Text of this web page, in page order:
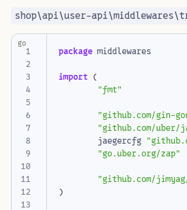
shop\api\user-
1
2
4
5
6
7
8
9
10
11
12
package middlewares
import (
"fmt"
"github.com/gin-
"github.com/uber/
jaegercfg
"go.uber.org/zap"
"github.com/
)
go